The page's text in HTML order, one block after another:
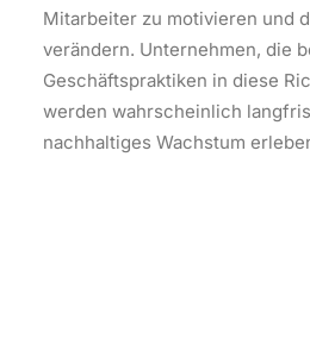
Mitarbeiter zu motivieren und
verändern. Unternehmen, die
Geschäftspraktiken in diese
werden wahrscheinlich
nachhaltiges Wachstum